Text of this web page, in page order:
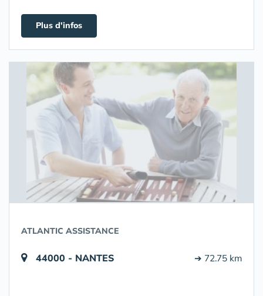
Plus d'infos
ATLANTIC ASSISTANCE
44000 - NANTES ➔ 72.75 km